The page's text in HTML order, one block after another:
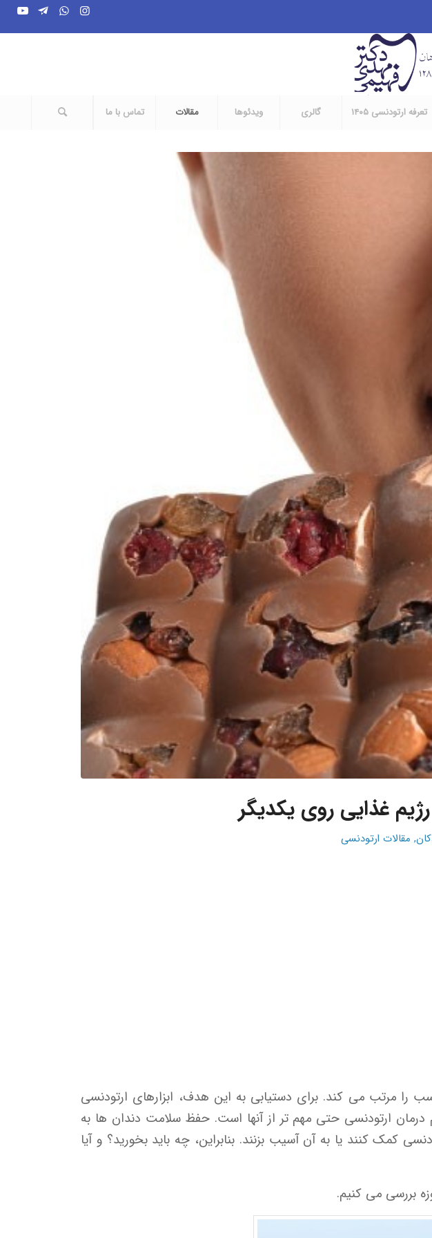
تعرفه ارتودنسی ۱۴۰۵ گالری ویدئوها مقالات تماس با ما
غذایی روی یکدیگر
, مقالات ارتودنسی
را مرتب می کند. برای دستیابی به این هدف، ابزارهای ارتودنسی
درمان ارتودنسی حتی مهم تر از آنها است. حفظ سلامت دندان ها به
کمک کنند یا به آن آسیب بزنند. بنابراین، چه باید بخورید؟ و آیا
بررسی می کنیم.